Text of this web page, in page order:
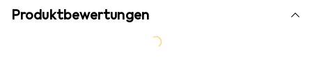
Produktbewertungen